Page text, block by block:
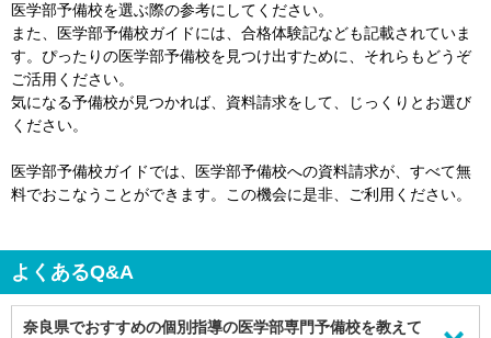
医学部予備校を選ぶ際の参考にしてください。
また、医学部予備校ガイドには、合格体験記なども記載されていま
す。ぴったりの医学部予備校を見つけ出すために、それらもどうぞ
ご活用ください。
気になる予備校が見つかれば、資料請求をして、じっくりとお選び
ください。
医学部予備校ガイドでは、医学部予備校への資料請求が、すべて無
料でおこなうことができます。この機会に是非、ご利用ください。
よくあるQ&A
奈良県でおすすめの個別指導の医学部専門予備校を教えて